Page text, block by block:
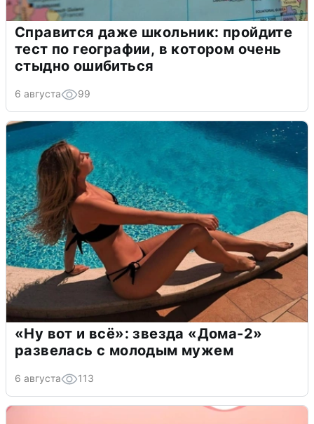
Справится даже школьник: пройдите
тест по географии, в котором очень
стыдно ошибиться
6 августа 99
«Ну вот и всё»: звезда «Дома-2»
развелась с молодым мужем
6 августа 113